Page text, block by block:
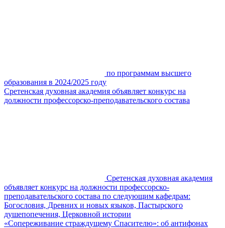
по программам высшего
образования в 2024/2025 году
Сретенская духовная академия объявляет конкурс на
должности профессорско-преподавательского состава
Сретенская духовная академия
объявляет конкурс на должности профессорско-
преподавательского состава по следующим кафедрам:
Богословия, Древних и новых языков, Пастырского
душепопечения, Церковной истории
«Сопереживание страждущему Спасителю»: об антифонах